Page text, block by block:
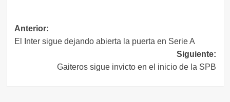
Navegación
de
entradas
Anterior:
El Inter sigue dejando abierta la puerta en Serie A
Siguiente:
Gaiteros sigue invicto en el inicio de la SPB